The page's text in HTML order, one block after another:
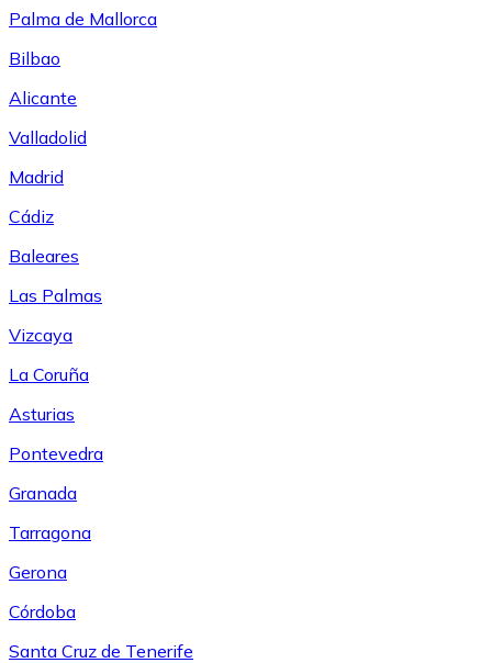
Palma de Mallorca
Bilbao
Alicante
Valladolid
Madrid
Cádiz
Baleares
Las Palmas
Vizcaya
La Coruña
Asturias
Pontevedra
Granada
Tarragona
Gerona
Córdoba
Santa Cruz de Tenerife